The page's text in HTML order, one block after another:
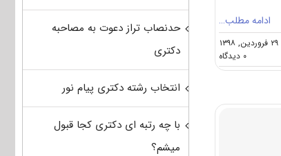
ادامه مطلب…
۰ دیدگاه
مصاحبه
–
ژئوالکتریک
الکترومغناطیس
حدنصاب تراز دعوت به مصاحبه
دکتری
انتخاب رشته دکتری پیام نور
با چه رتبه ای دکتری کجا قبول
میشم؟